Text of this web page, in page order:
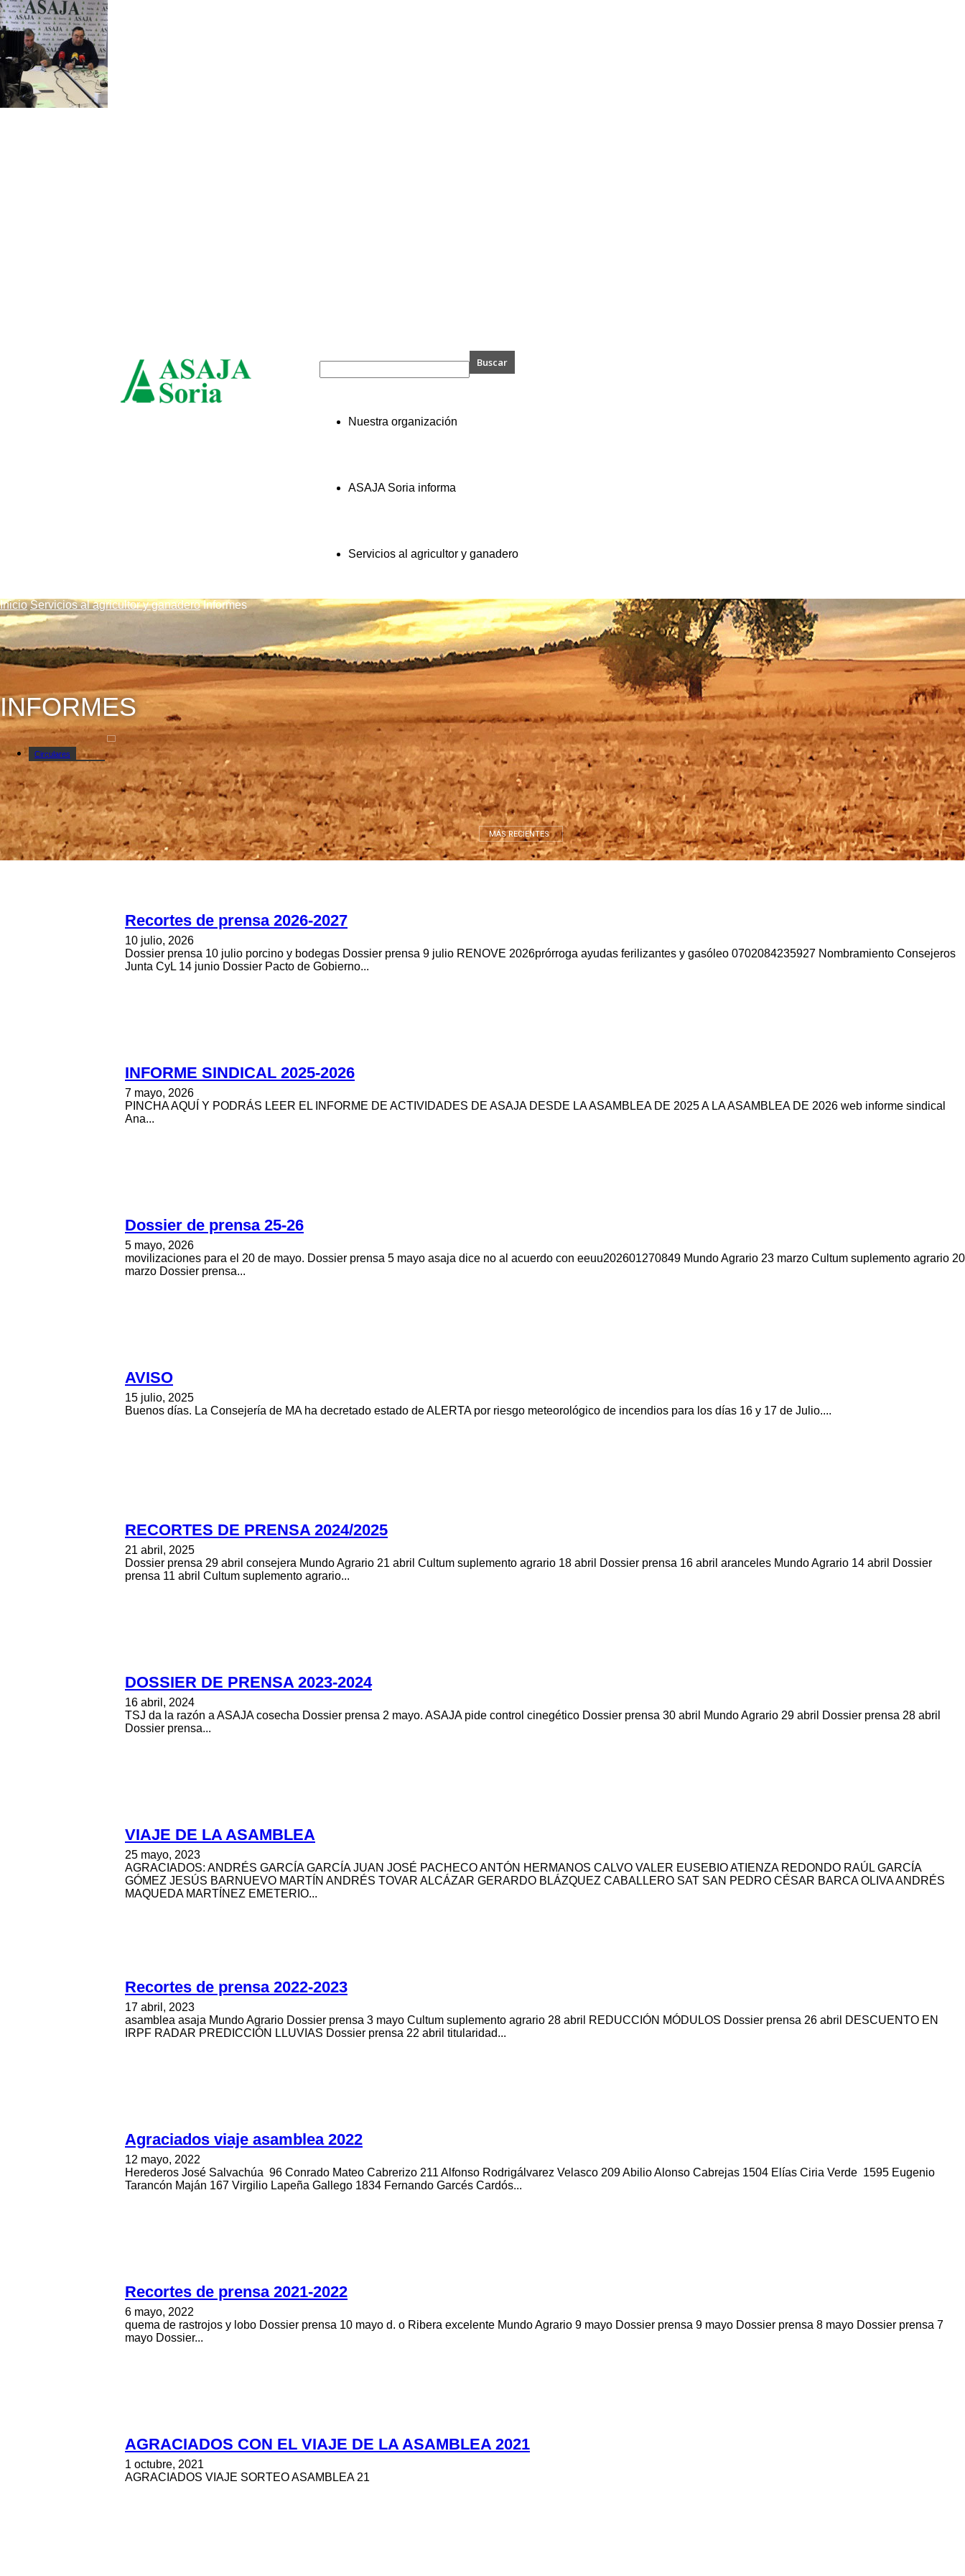
Nuestra organización
ASAJA Soria informa
Servicios al agricultor y ganadero
Inicio Servicios al agricultor y ganadero Informes
INFORMES
Circulares
Cursos y jornadas
Informes
Lonjas y mercados
Mercadillo
MÁS RECIENTES
Recortes de prensa 2026-2027
10 julio, 2026
Dossier prensa 10 julio porcino y bodegas Dossier prensa 9 julio RENOVE 2026prórroga ayudas ferilizantes y gasóleo 0702084235927 Nombramiento Consejeros
Junta CyL 14 junio Dossier Pacto de Gobierno...
INFORME SINDICAL 2025-2026
7 mayo, 2026
PINCHA AQUÍ Y PODRÁS LEER EL INFORME DE ACTIVIDADES DE ASAJA DESDE LA ASAMBLEA DE 2025 A LA ASAMBLEA DE 2026 web informe sindical
Ana...
Dossier de prensa 25-26
5 mayo, 2026
movilizaciones para el 20 de mayo. Dossier prensa 5 mayo asaja dice no al acuerdo con eeuu202601270849 Mundo Agrario 23 marzo Cultum suplemento agrario 20
marzo Dossier prensa...
AVISO
15 julio, 2025
Buenos días. La Consejería de MA ha decretado estado de ALERTA por riesgo meteorológico de incendios para los días 16 y 17 de Julio....
RECORTES DE PRENSA 2024/2025
21 abril, 2025
Dossier prensa 29 abril consejera Mundo Agrario 21 abril Cultum suplemento agrario 18 abril Dossier prensa 16 abril aranceles Mundo Agrario 14 abril Dossier
prensa 11 abril Cultum suplemento agrario...
DOSSIER DE PRENSA 2023-2024
16 abril, 2024
TSJ da la razón a ASAJA cosecha Dossier prensa 2 mayo. ASAJA pide control cinegético Dossier prensa 30 abril Mundo Agrario 29 abril Dossier prensa 28 abril
Dossier prensa...
VIAJE DE LA ASAMBLEA
25 mayo, 2023
AGRACIADOS: ANDRÉS GARCÍA GARCÍA JUAN JOSÉ PACHECO ANTÓN HERMANOS CALVO VALER EUSEBIO ATIENZA REDONDO RAÚL GARCÍA
GÓMEZ JESÚS BARNUEVO MARTÍN ANDRÉS TOVAR ALCÁZAR GERARDO BLÁZQUEZ CABALLERO SAT SAN PEDRO CÉSAR BARCA OLIVA ANDRÉS
MAQUEDA MARTÍNEZ EMETERIO...
Recortes de prensa 2022-2023
17 abril, 2023
asamblea asaja Mundo Agrario Dossier prensa 3 mayo Cultum suplemento agrario 28 abril REDUCCIÓN MÓDULOS Dossier prensa 26 abril DESCUENTO EN
IRPF RADAR PREDICCIÓN LLUVIAS Dossier prensa 22 abril titularidad...
Agraciados viaje asamblea 2022
12 mayo, 2022
Herederos José Salvachúa 96 Conrado Mateo Cabrerizo 211 Alfonso Rodrigálvarez Velasco 209 Abilio Alonso Cabrejas 1504 Elías Ciria Verde 1595 Eugenio
Tarancón Maján 167 Virgilio Lapeña Gallego 1834 Fernando Garcés Cardós...
Recortes de prensa 2021-2022
6 mayo, 2022
quema de rastrojos y lobo Dossier prensa 10 mayo d. o Ribera excelente Mundo Agrario 9 mayo Dossier prensa 9 mayo Dossier prensa 8 mayo Dossier prensa 7
mayo Dossier...
AGRACIADOS CON EL VIAJE DE LA ASAMBLEA 2021
1 octubre, 2021
AGRACIADOS VIAJE SORTEO ASAMBLEA 21